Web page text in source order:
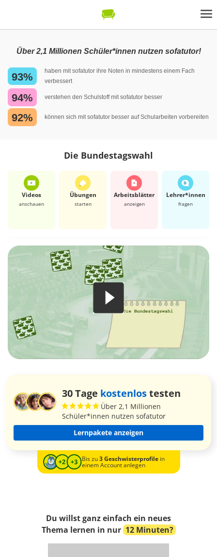
Über 2,1 Millionen Schüler*innen nutzen sofatutor!
93%
haben mit sofatutor ihre Noten in mindestens einem Fach
verbessert
94% verstehen den Schulstoff mit sofatutor besser
92% können sich mit sofatutor besser auf Schularbeiten vorbereiten
Die Bundestagswahl
Videos
anschauen
Übungen
starten
Arbeits­blätter
anzeigen
Lehrer*​innen
fragen
30 Tage kostenlostesten
Über 2,1 Millionen
Schüler*innen nutzen sofatutor
Lernpakete anzeigen
Bis zu3 Geschwisterprofilein
einem Account anlegen
Du willst ganz einfach ein neues
Thema lernen in nur 12 Minuten?